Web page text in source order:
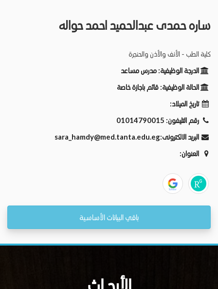
ساره حمدى عبدالحميد احمد حواله
كلية الطب - الأنف والأذن والحنجرة
الدرجة الوظيفية: مدرس مساعد
الحالة الوظيفية: قائم باجازة خاصة
تاريخ الميلاد:
رقم التليفون: 01014790015
البريد الالكترونى:sara_hamdy@med.tanta.edu.eg
العنوان:
باقي البيانات الأساسية